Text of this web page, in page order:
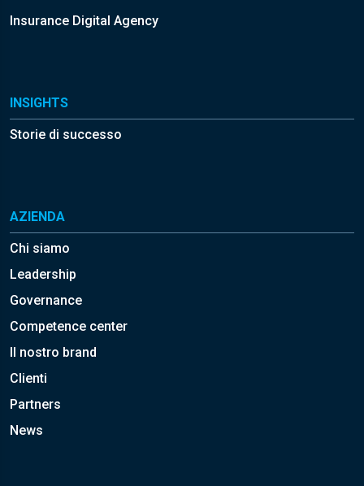
Insurance Digital Agency
INSIGHTS
Storie di successo
AZIENDA
Chi siamo
Leadership
Governance
Competence center
Il nostro brand
Clienti
Partners
News